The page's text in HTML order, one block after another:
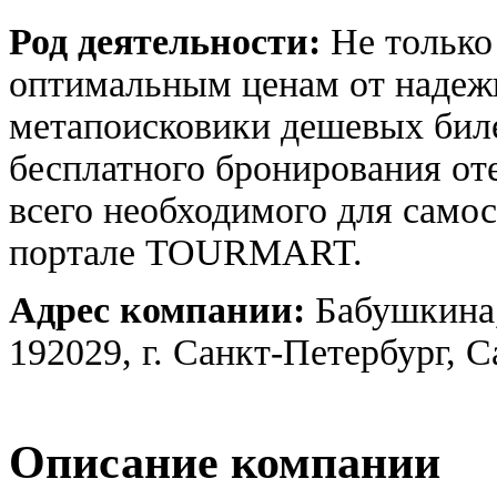
Род деятельности: Не
оптимальным ценам от
метапоисковики дешевых
бесплатного бронирования
всего необходимого для
портале TOURMART.
Адрес компании:
192029, г. Санкт-Петербург,
Описание компании